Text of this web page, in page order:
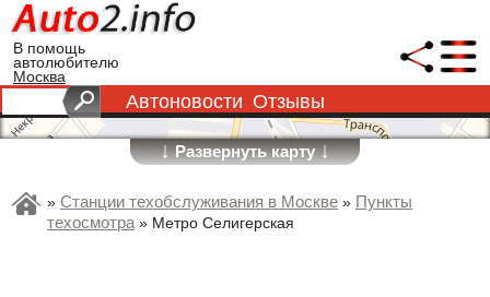
В помощь
автолюбителю
Москва
Автоновости Отзывы
↓Развернуть карту↓
» Станции техобслуживания в Москве » Пункты
техосмотра» Метро Селигерская